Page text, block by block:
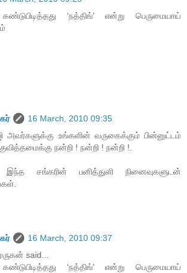
‘நத்திங்' என்று பெருமையாய்
16 March, 2010 09:35
அவர்களுக்கு உங்களின் வருகைக்கும் பின்னுட்டம்
நன்றி ! நன்றி ! நன்றி !.
இந்த சங்கரின் பனித்துளி நினைவுகளுடன்
16 March, 2010 09:37
said...
‘நத்திங்' என்று பெருமையாய்